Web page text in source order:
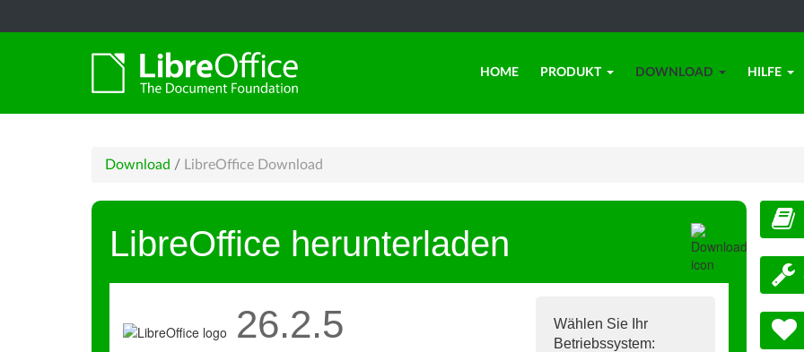
HOME PRODUKT DOWNLOAD HILFE
Download / LibreOffice Download
LibreOffice herunterladen
Wählen Sie Ihr
Betriebssystem:
26.2.5